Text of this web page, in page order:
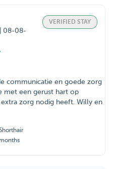
08-08-
VERIFIED STAY
communicatie en goede zorg
met een gerust hart op
zorg nodig heeft. Willy en